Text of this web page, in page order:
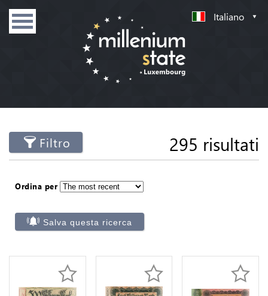
Italiano
Filtro 295 risultati
Ordina per
Salva questa ricerca